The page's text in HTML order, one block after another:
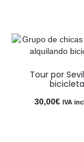
Tour por
bicicleta
30,00€ IVA